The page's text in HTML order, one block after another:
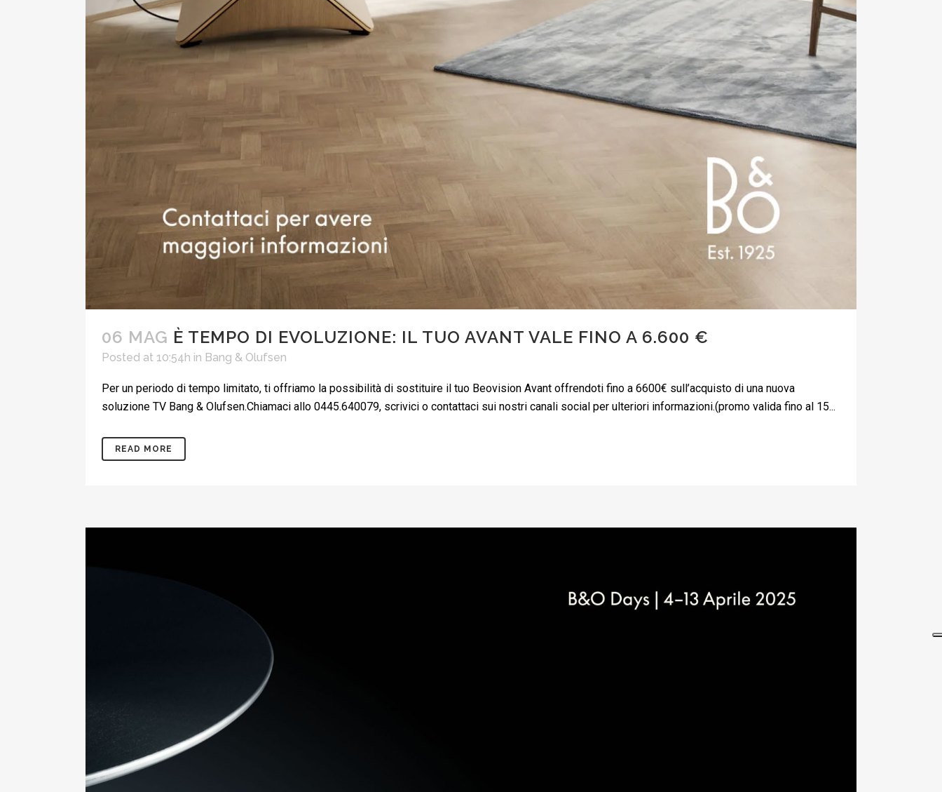
06 MAG È TEMPO DI EVOLUZIONE: IL TUO AVANT VALE FINO A 6.600 €
Posted at 10:54h in Bang & Olufsen
Per un periodo di tempo limitato, ti offriamo la possibilità di sostituire il tuo Beovision Avant offrendoti fino a 6600€ sull’acquisto di una nuova
soluzione TV Bang & Olufsen.Chiamaci allo 0445.640079, scrivici o contattaci sui nostri canali social per ulteriori informazioni.(promo valida fino al 15...
READ MORE